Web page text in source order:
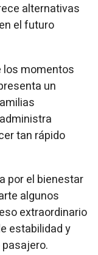
alternativas
el futuro
los momentos
un
tan rápido
por el bienestar
algunos
extraordinario
estabilidad y